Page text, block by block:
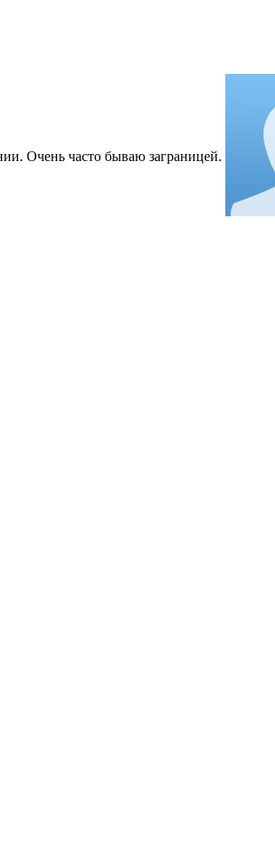
Очень часто бываю заграницей.